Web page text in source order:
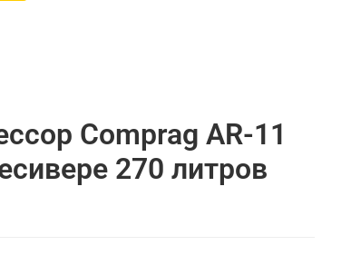
Comprag AR-11
270 литров